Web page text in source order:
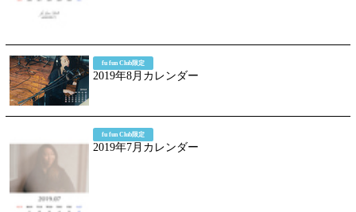
fu fun Club限定
2019年8月カレンダー
fu fun Club限定
2019年7月カレンダー